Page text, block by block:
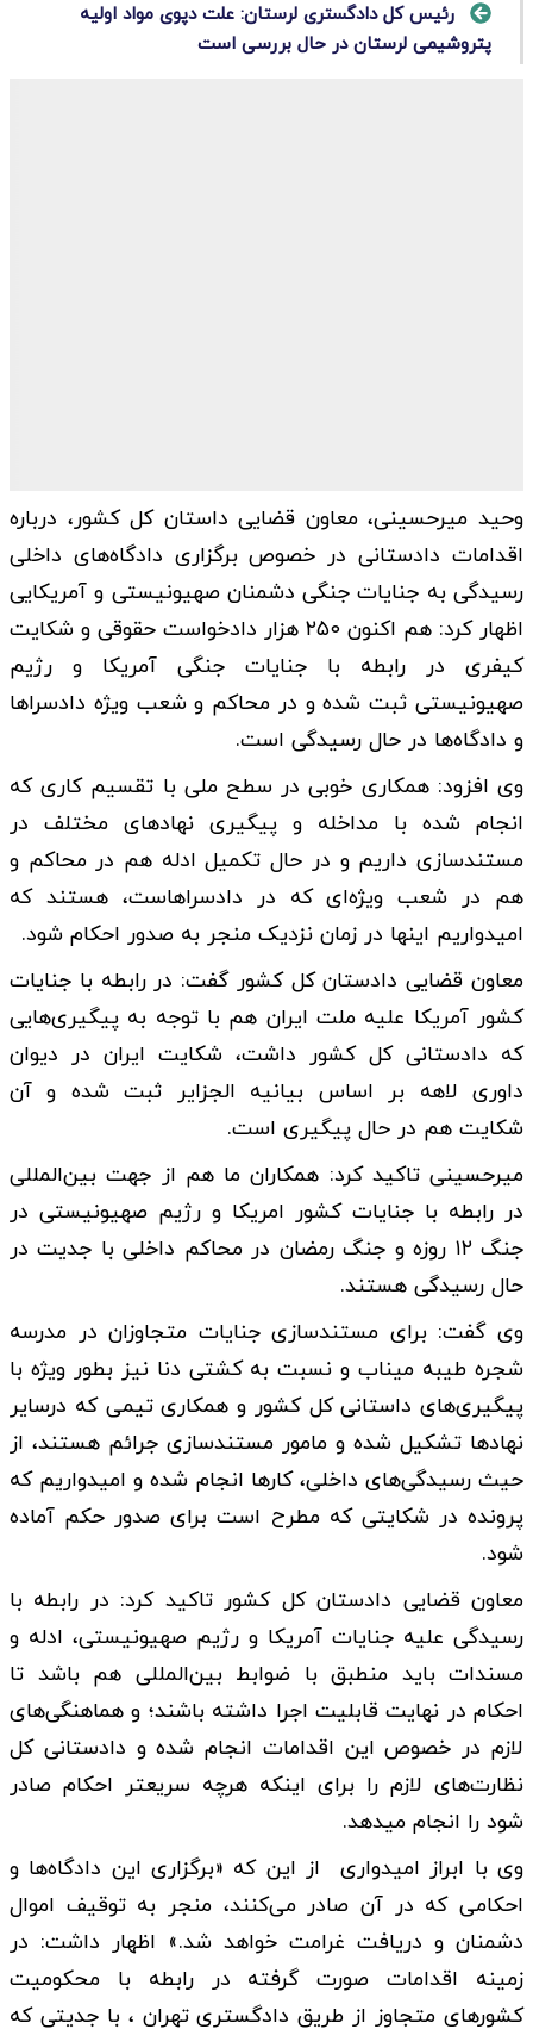
رئیس کل دادگستری لرستان: علت دپوی مواد اولیه
پتروشیمی لرستان در حال بررسی است
وحید میرحسینی، معاون قضایی داستان کل کشور، درباره
اقدامات دادستانی در خصوص برگزاری دادگاه‌های داخلی
رسیدگی به جنایات جنگی دشمنان صهیونیستی و آمریکایی
اظهار کرد: هم اکنون ۲۵۰ هزار دادخواست حقوقی و شکایت
کیفری در رابطه با جنایات جنگی آمریکا و رژیم
صهیونیستی ثبت شده و در محاکم و شعب ویژه دادسراها
و دادگاه‌ها در حال رسیدگی است.
وی افزود: همکاری خوبی در سطح ملی با تقسیم کاری که
انجام شده با مداخله و پیگیری نهادهای مختلف در
مستندسازی داریم و در حال تکمیل ادله هم در محاکم و
هم در شعب ویژه‌ای که در دادسراهاست، هستند که
امیدواریم اینها در زمان نزدیک منجر به صدور احکام شود.
معاون قضایی دادستان کل کشور گفت: در رابطه با جنایات
کشور آمریکا علیه ملت ایران هم با توجه به پیگیری‌هایی
که دادستانی کل کشور داشت، شکایت ایران در دیوان
داوری لاهه بر اساس بیانیه الجزایر ثبت شده و آن
شکایت هم در حال پیگیری است.
میرحسینی تاکید کرد: همکاران ما هم از جهت بین‌المللی
در رابطه با جنایات کشور امریکا و رژیم صهیونیستی در
جنگ ۱۲ روزه و جنگ رمضان در محاکم داخلی با جدیت در
حال رسیدگی هستند.
وی گفت: برای مستندسازی جنایات متجاوزان در مدرسه
شجره طیبه میناب و نسبت به کشتی دنا نیز بطور ویژه با
پیگیری‌های داستانی کل کشور و همکاری تیمی که درسایر
نهادها تشکیل شده و مامور مستندسازی جرائم هستند، از
حیث رسیدگی‌های داخلی، کارها انجام شده و امیدواریم که
پرونده در شکایتی که مطرح است برای صدور حکم آماده
شود.
معاون قضایی دادستان کل کشور تاکید کرد: در رابطه با
رسیدگی علیه جنایات آمریکا و رژیم صهیونیستی، ادله و
مسندات باید منطبق با ضوابط بین‌المللی هم باشد تا
احکام در نهایت قابلیت اجرا داشته باشند؛ و هماهنگی‌های
لازم در خصوص این اقدامات انجام شده و دادستانی کل
نظارت‌های لازم را برای اینکه هرچه سریعتر احکام صادر
شود را انجام میدهد.
وی با ابراز امیدواری از این که «برگزاری این دادگاه‌ها و
احکامی که در آن صادر می‌کنند، منجر به توقیف اموال
دشمنان و دریافت غرامت خواهد شد.» اظهار داشت: در
زمینه اقدامات صورت گرفته در رابطه با محکومیت
کشورهای متجاوز از طریق دادگستری تهران ، با جدیتی که